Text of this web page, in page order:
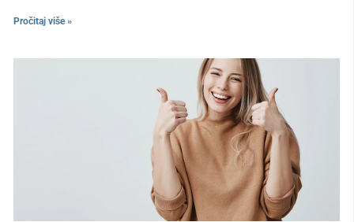
Pročitaj više »